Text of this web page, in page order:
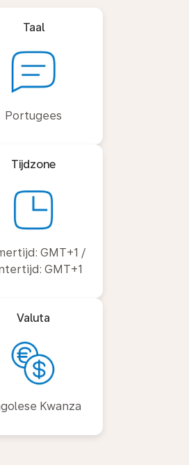
Taal
Portugees
Tijdzone
GMT+1 /
GMT+1
Valuta
Kwanza